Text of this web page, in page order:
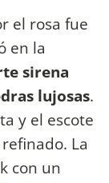
el rosa fue
en la
sirena
lujosas.
y el escote
La
con un